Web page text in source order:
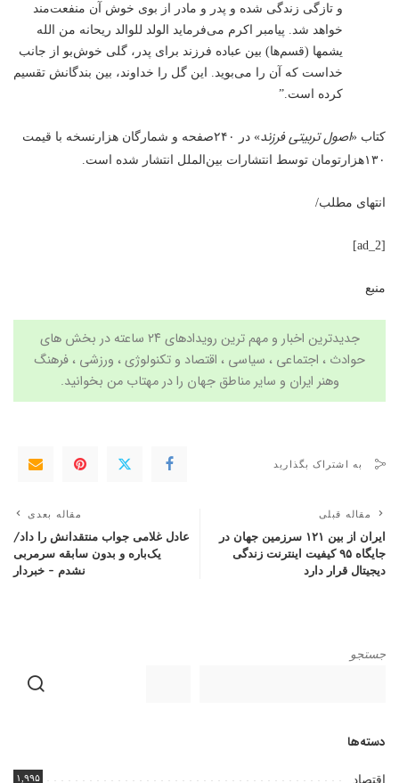
و تازگی زندگی شده و پدر و مادر از بوی خوش آن منفعت‌مند
خواهد شد. پیامبر اکرم می‌فرماید الولد للوالد ریحانه من الله
یشمها (قسم‌ها) بین عباده فرزند برای پدر، گلی خوش‌بو از جانب
خداست که آن را می‌بوید. این گل را خداوند، بین بندگانش تقسیم
کرده است.”
کتاب «اصول تربیتی فرزند
» در ۲۴۰صفحه و شمارگان هزارنسخه با قیمت
۱۳۰هزارتومان توسط انتشارات بین‌الملل انتشار شده است.
انتهای مطلب/
[ad_2]
منبع
جدیدترین اخبار و مهم ترین رویدادهای ۲۴ ساعته در بخش های
حوادث ، اجتماعی ، سیاسی ، اقتصاد و تکنولوژی، ورزشی ، فرهنگ
وهنر ایران و سایر مناطق جهان را درمهتاب من بخوانید.
به اشتراک بگذارید
مقاله قبلی
ایران از بین ۱۲۱ سرزمین جهان در
جایگاه ۹۵ کیفیت اینترنت زندگی
دیجیتال قرار دارد
مقاله بعدی
عادل غلامی جواب منتقدانش را داد/
یک‌باره و بدون سابقه سرمربی
نشدم – خبردار
جستجو
دسته‌ها
اقتصاد ۱,۹۹۵